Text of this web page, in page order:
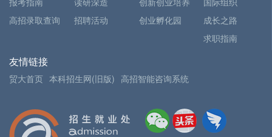
高招录取查询
招聘活动
创业孵化园
成长之路
求职指南
友情链接
贸大首页 本科招生网(旧版) 高招智能咨询系统